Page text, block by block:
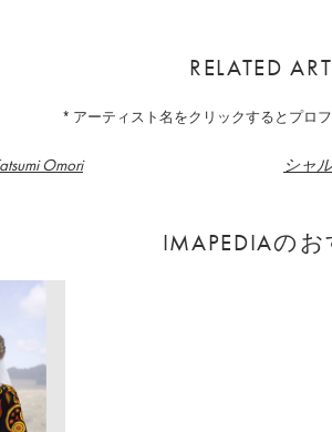
RELATED
* アーティスト名をクリックするとプロ
Omori シャ
IMAPEDIAの